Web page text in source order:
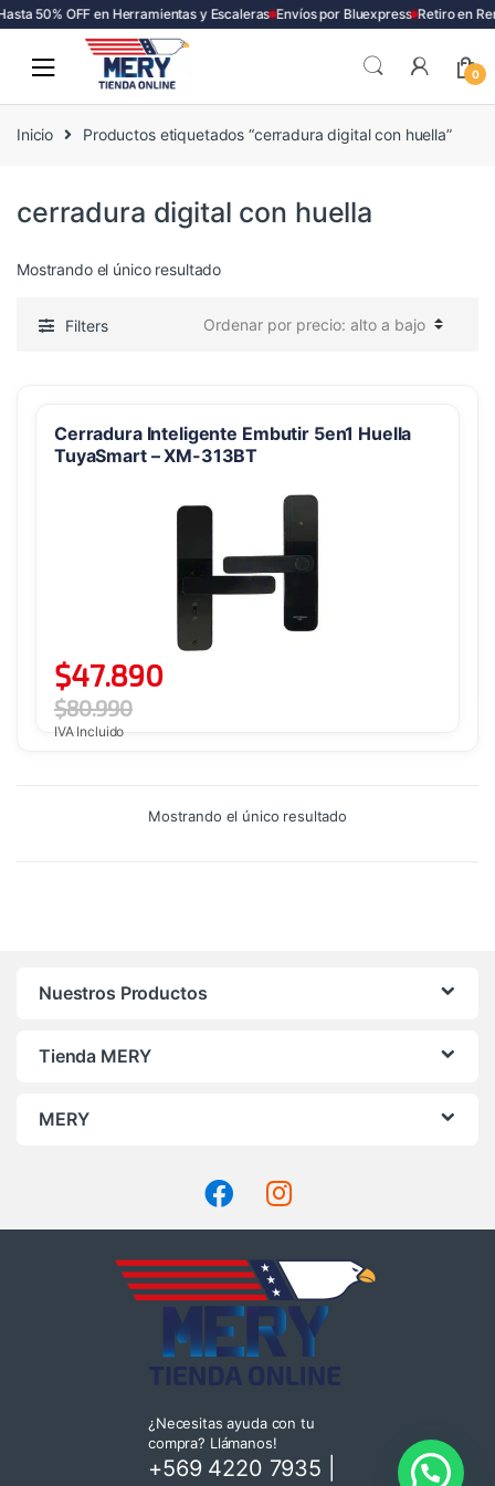
50% OFF en Herramientas y Escaleras Envíos por Bluexpress Retiro en
0
Inicio Productos etiquetados “cerradura digital con huella”
cerradura digital con huella
Mostrando el único resultado
Filters
Cerradura Inteligente Embutir 5en1 Huella
TuyaSmart – XM-313BT
$47.890
$80.990
IVA Incluido
Mostrando el único resultado
Nuestros Productos
Tienda MERY
MERY
¿Necesitas ayuda con tu
compra? Llámanos!
+569 4220 7935